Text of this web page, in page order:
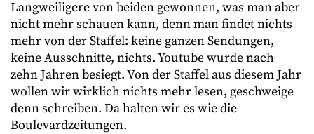
Langweiligere von beiden gewonnen, was man aber
nicht mehr schauen kann, denn man findet nichts
mehr von der Staffel: keine ganzen Sendungen,
keine Ausschnitte, nichts. Youtube wurde nach
zehn Jahren besiegt. Von der Staffel aus diesem Jahr
wollen wir wirklich nichts mehr lesen, geschweige
denn schreiben. Da halten wir es wie die
Boulevardzeitungen.